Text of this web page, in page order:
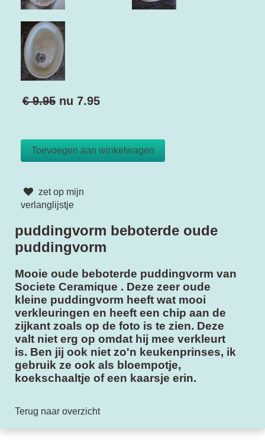
€ 9.95 nu 7.95
zet op mijn
verlanglijstje
puddingvorm beboterde oude
puddingvorm
Mooie oude beboterde puddingvorm van
Societe Ceramique . Deze zeer oude
kleine puddingvorm heeft wat mooi
verkleuringen en heeft een chip aan de
zijkant zoals op de foto is te zien. Deze
valt niet erg op omdat hij mee verkleurt
is. Ben jij ook niet zo'n keukenprinses, ik
gebruik ze ook als bloempotje,
koekschaaltje of een kaarsje erin.
Terug naar overzicht